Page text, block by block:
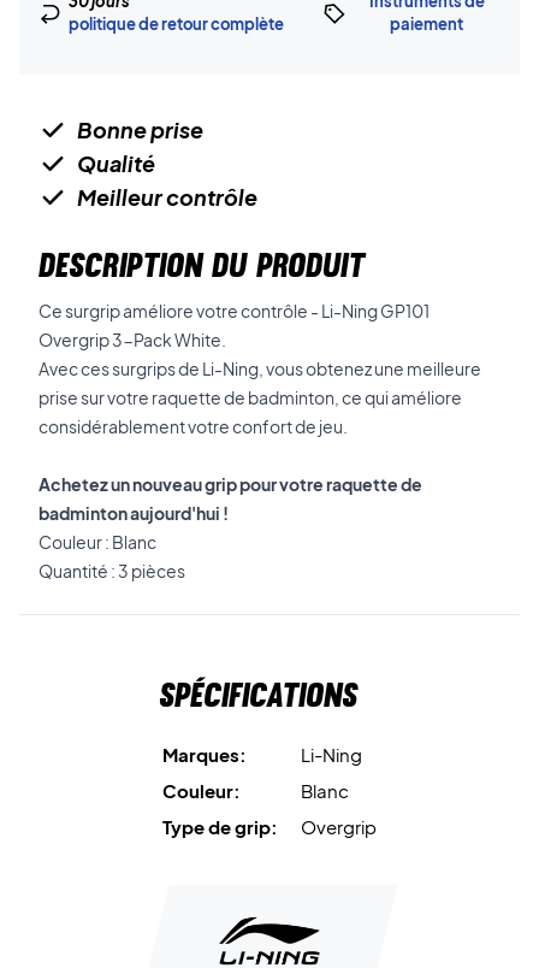
politique de retour complète
paiement
Bonne prise
Qualité
Meilleur contrôle
DESCRIPTION DU PRODUIT
Ce surgrip améliore votre contrôle - Li-Ning GP101
Overgrip 3-Pack White.
Avec ces surgrips de Li-Ning, vous obtenez une meilleure
prise sur votre raquette de badminton, ce qui améliore
considérablement votre confort de jeu.
Achetez un nouveau grip pour votre raquette de
badminton aujourd'hui !
Couleur : Blanc
Quantité : 3 pièces
Spécifications
Marques:
Li-Ning
Couleur:
Blanc
Type de grip:
Overgrip